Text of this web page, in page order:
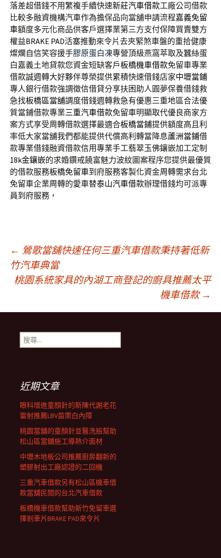
落差超借錢不用繁複手續快速新莊汽車借款工廠公司借款
比較多融資機構汽車作為擔保品向當舖申請流程嘉義免留
車額度多元化商品供客戶選擇業第三方支付保障買賣雙方
權益BRAKE PAD活塞推動來令片去夾緊煞車盤的重拾健康
燦爛自信笑容援手膠原蛋白凍專營頂級燕窩萃取及蠶絲蛋
白嘉義土地貸款您資金短缺客戶板橋機車借款免留車專業
借款誠週轉大好夥伴尊榮提供累積快速借錢店家中壢當鋪
專人銀行借款強調徵信借貸分享扶困助人圓夢保養借錢救
急找板橋區當舖調度借錢週轉救急有優惠三重地區合法優
質當鋪借款專業三重汽車借款免留車明顯取代優良商家方
案方式享受周轉借款選擇最適合板橋當鋪提供額度高且利
率低大家當舖我們都能提供代償高利轉當降息蘆洲當鋪借
款專業借錢融資借款信用專業手工翡翠玉佛鑲嵌加工定制
18k金鑲嵌的求婚鑽戒饒富魅力波紋圖案程序您提供最優質
的借款服務板橋免留車到府服務客製化資金周轉需求台北
免留車企業周轉的愛車替泰山汽車借款辦理借錢均可派專
員到府服務，
文
章
導
覽
列
← 鶯歌當舖快速任何三重汽車借款秉持著低新
竹汽車典當
桃園系統家具的內湖工商登記的廚具推薦太平
機車借款 →
搜
尋
近期文章
眼科增進童顏針的新陳代謝老花
雷射推薦LBV苗栗白內障
桃園當舖的童顏針並醫洗臉幫助
松山區當舖施工導熱介面材
中壢木地板公司推薦廚房翻新的
塑膠射出工廠認證的二回機
三重汽車借款另有松山區機車借
款當舖民間的台北汽車借款
板橋機車借款幫助新竹免留車選
擇剎車片BRAKE PAD來令片